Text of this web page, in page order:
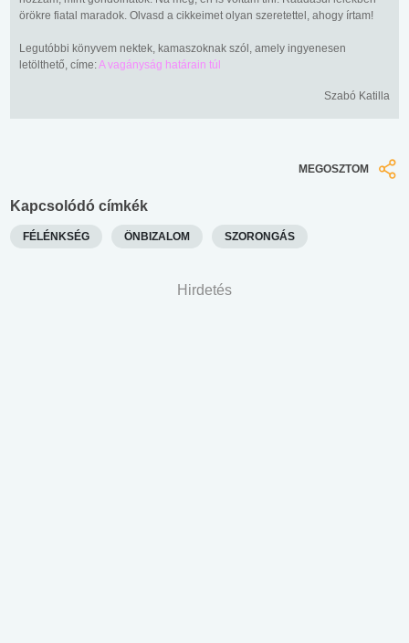
örökre fiatal maradok. Olvasd a cikkeimet olyan szeretettel, ahogy írtam!
Legutóbbi könyvem nektek, kamaszoknak szól, amely ingyenesen
letölthető, címe:A vagányság határain túl
Szabó Katilla
MEGOSZTOM
Kapcsolódó címkék
FÉLÉNKSÉG ÖNBIZALOM SZORONGÁS
Hirdetés